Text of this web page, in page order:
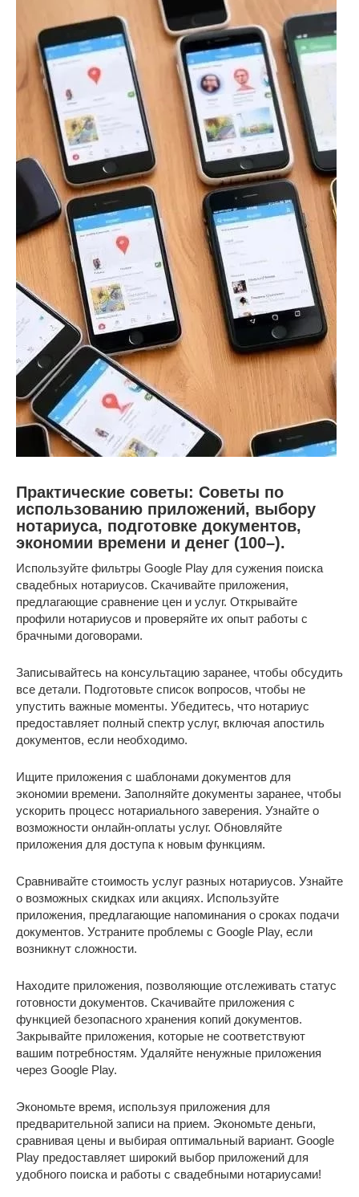
Практические советы: Советы по
использованию приложений, выбору
нотариуса, подготовке документов,
экономии времени и денег (100–).
Используйте фильтры Google Play для сужения поиска
свадебных нотариусов. Скачивайте приложения,
предлагающие сравнение цен и услуг. Открывайте
профили нотариусов и проверяйте их опыт работы с
брачными договорами.
Записывайтесь на консультацию заранее, чтобы обсудить
все детали. Подготовьте список вопросов, чтобы не
упустить важные моменты. Убедитесь, что нотариус
предоставляет полный спектр услуг, включая апостиль
документов, если необходимо.
Ищите приложения с шаблонами документов для
экономии времени. Заполняйте документы заранее, чтобы
ускорить процесс нотариального заверения. Узнайте о
возможности онлайн-оплаты услуг. Обновляйте
приложения для доступа к новым функциям.
Сравнивайте стоимость услуг разных нотариусов. Узнайте
о возможных скидках или акциях. Используйте
приложения, предлагающие напоминания о сроках подачи
документов. Устраните проблемы с Google Play, если
возникнут сложности.
Находите приложения, позволяющие отслеживать статус
готовности документов. Скачивайте приложения с
функцией безопасного хранения копий документов.
Закрывайте приложения, которые не соответствуют
вашим потребностям. Удаляйте ненужные приложения
через Google Play.
Экономьте время, используя приложения для
предварительной записи на прием. Экономьте деньги,
сравнивая цены и выбирая оптимальный вариант. Google
Play предоставляет широкий выбор приложений для
удобного поиска и работы с свадебными нотариусами!